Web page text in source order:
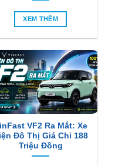
XEM THÊM
VF2 Ra Mắt: Xe
Đô Thị Giá Chỉ 188
Triệu Đồng